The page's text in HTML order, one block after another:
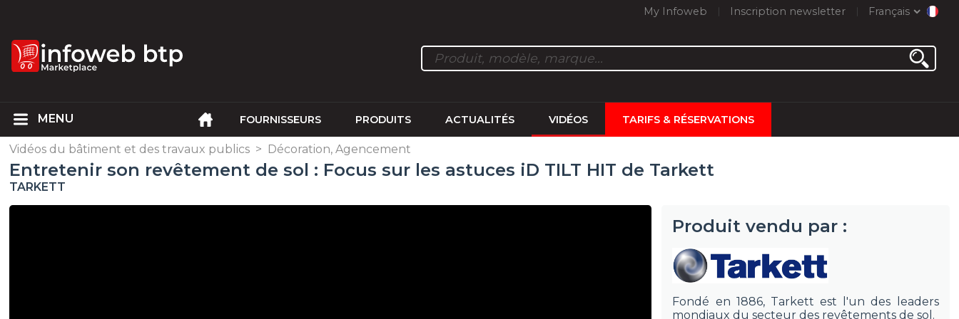
My Infoweb Inscription newsletter Français
FOURNISSEURS PRODUITS ACTUALITÉS VIDÉOS TARIFS & RÉSERVATIONS
Vidéos du bâtiment et des travaux publics > Décoration, Agencement
Entretenir son revêtement de sol : Focus sur les astuces iD TILT HIT de Tarkett
TARKETT
Produit vendu par :
Fondé en 1886, Tarkett est l'un des leaders
mondiaux du secteur des revêtements de sol.